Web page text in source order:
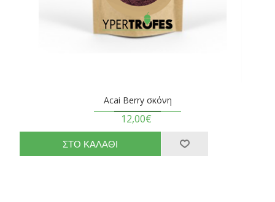
Acai Berry σκόνη
12,00€